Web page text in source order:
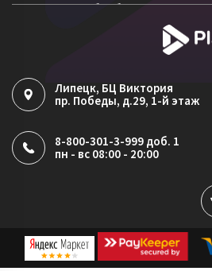
Согласие на обработку ПДн
Политика обработки файлов cookie
Липецк, БЦ Виктория
пр. Победы, д.29, 1-й этаж
8-800-301-3-999 доб. 1
пн - вс 08:00 - 20:00